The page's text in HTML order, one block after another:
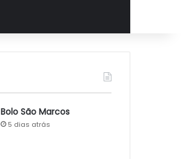
Bolo São Marcos
5 dias atrás